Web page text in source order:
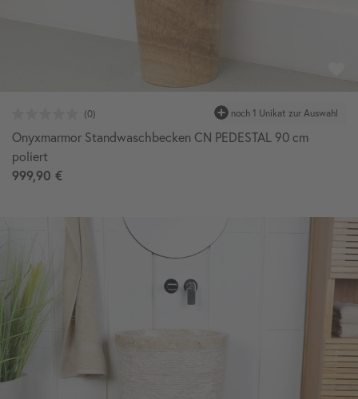
Onyxmarmor Standwaschbecken CN PEDESTAL 90 cm
poliert
999,90 €